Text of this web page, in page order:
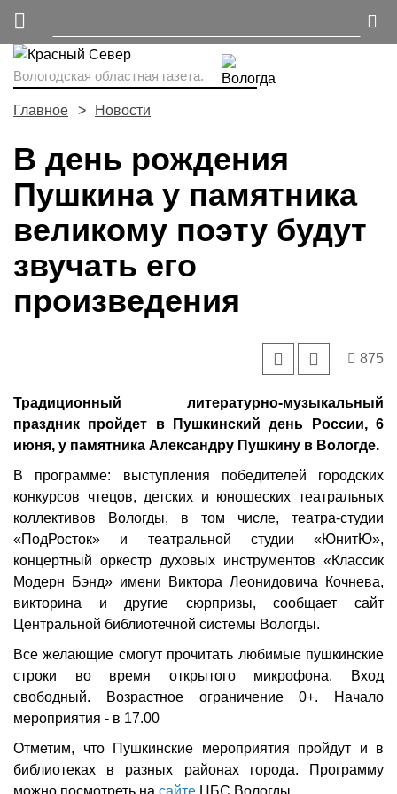
Вологодская областная газета.
Главное Новости
В день рождения
Пушкина у памятника
великому поэту будут
звучать его
произведения
875
Традиционный литературно-музыкальный
праздник пройдет в Пушкинский день России, 6
июня, у памятника Александру Пушкину в Вологде.
В программе: выступления победителей городских
конкурсов чтецов, детских и юношеских театральных
коллективов Вологды, в том числе, театра-студии
«ПодРосток» и театральной студии «ЮнитЮ»,
концертный оркестр духовых инструментов «Классик
Модерн Бэнд» имени Виктора Леонидовича Кочнева,
викторина и другие сюрпризы, сообщает сайт
Центральной библиотечной системы Вологды.
Все желающие смогут прочитать любимые пушкинские
строки во время открытого микрофона. Вход
свободный. Возрастное ограничение 0+. Начало
мероприятия - в 17.00
Отметим, что Пушкинские мероприятия пройдут и в
библиотеках в разных районах города. Программу
можно посмотреть на сайте ЦБС Вологды.